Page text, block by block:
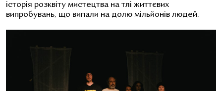
історія розквіту мистецтва на тлі життєвих
випробувань, що випали на долю мільйонів людей.